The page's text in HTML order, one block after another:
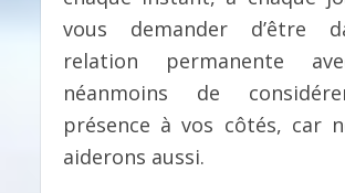
vous demander d’être
relation permanente
néanmoins de
présence à vos côtés, car
aiderons aussi.